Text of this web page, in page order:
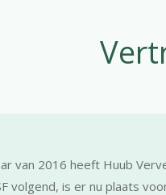
van 2016 heeft Huub
volgend, is er nu plaats